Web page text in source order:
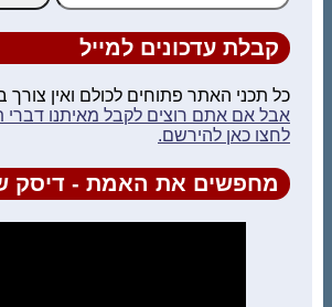
קבלת עדכונים למייל
כל תכני האתר פתוחים לכולם ואין צורך
אבל אם אתם רוצים לקבל מאיתנו דברי
לחצו כאן להירשם.
מחפשים את האמת - דיסק